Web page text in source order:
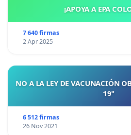
¡APOYA A EPA
7 640 firmas
2 Apr 2025
NO A LA LEY DE VACUNACIÓN
19"
6 512 firmas
26 Nov 2021